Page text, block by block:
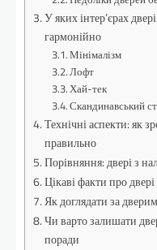
У яких інтер’єрах
гармонійно
Мінімалізм
Лофт
Хай-тек
Скандинавський
Технічні аспекти: як
правильно
Порівняння: двері з
Цікаві факти про
Як доглядати за
Чи варто залишати
поради